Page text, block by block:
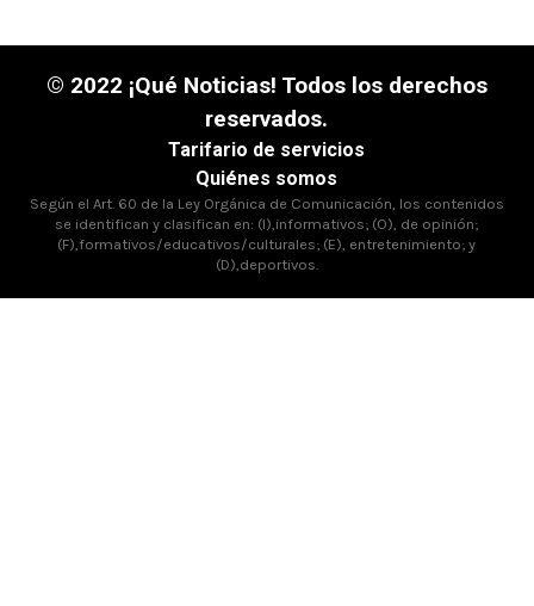
© 2022 ¡Qué Noticias! Todos los derechos
reservados.
Tarifario de servicios
Quiénes somos
Según el Art. 60 de la Ley Orgánica de Comunicación, los contenidos
se identifican y clasifican en: (I),informativos; (O), de opinión;
(F),formativos/educativos/culturales; (E), entretenimiento; y
(D),deportivos.